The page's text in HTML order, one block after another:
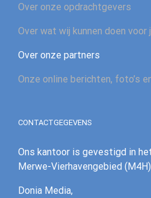
Over onze opdrachtgevers
Over wat wij kunnen doen voor
Over onze partners
Onze online berichten, foto’s
CONTACTGEGEVENS
Ons kantoor is gevestigd in
Merwe-Vierhavengebied (M4H).
Donia Media,